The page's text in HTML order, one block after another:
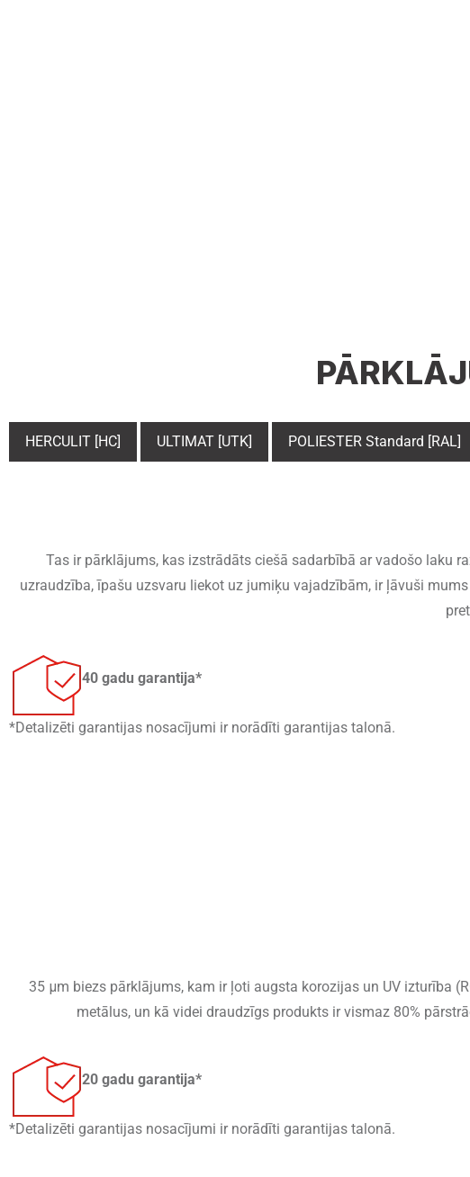
HERCULIT [HC] ULTIMAT [UTK] POLIESTER Standard [RAL]
Tas ir pārklājums, kas izstrādāts ciešā sadarbībā ar vadošo laku
uzraudzība, īpašu uzsvaru liekot uz jumiķu vajadzībām, ir ļāvuši
40 gadu garantija*
*Detalizēti garantijas nosacījumi ir norādīti garantijas talonā.
35 μm biezs pārklājums, kam ir ļoti augsta korozijas un UV izturība
metālus, un kā videi draudzīgs produkts ir vismaz 80%
20 gadu garantija*
*Detalizēti garantijas nosacījumi ir norādīti garantijas talonā.